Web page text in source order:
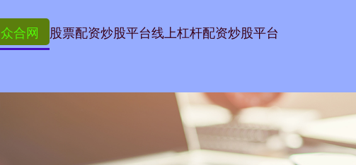
众合网 股票配资炒股平台线上杠杆配资炒股平台